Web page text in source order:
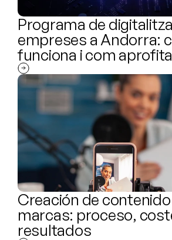
Programa de
empreses a Andorra:
funciona i com
Creación de
marcas: proceso,
resultados